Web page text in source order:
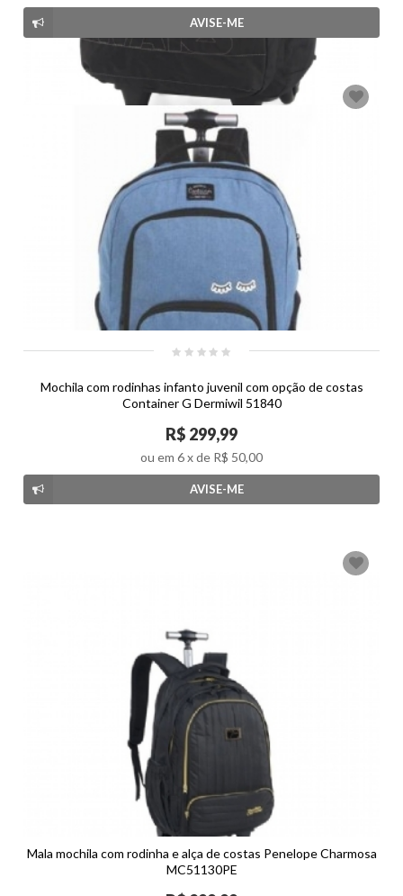
AVISE-ME
Mochila com rodinhas infanto juvenil com opção de costas
Container G Dermiwil 51840
R$ 299,99
ou em 6x de R$ 50,00
AVISE-ME
Mala mochila com rodinha e alça de costas Penelope Charmosa
MC51130PE